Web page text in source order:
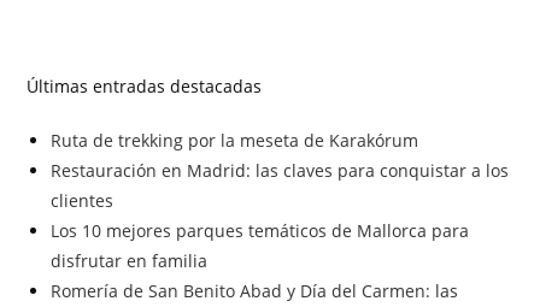
Últimas entradas destacadas
Ruta de trekking por la meseta de Karakórum
Restauración en Madrid: las claves para conquistar a los
clientes
Los 10 mejores parques temáticos de Mallorca para
disfrutar en familia
Romería de San Benito Abad y Día del Carmen: las